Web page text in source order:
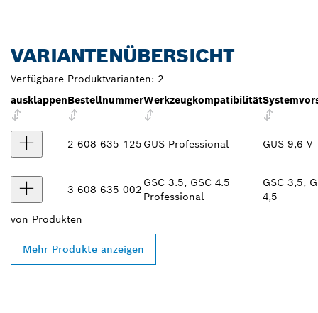
VARIANTENÜBERSICHT
Verfügbare Produktvarianten: 2
ausklappenBestellnummerWerkzeugkompatibilität
2 608 635 125 GUS Professional GUS 9,6 V
3 608 635 002
GSC 3.5, GSC 4.5
Professional
GSC 3,5,
4,5
von Produkten
Mehr Produkte anzeigen